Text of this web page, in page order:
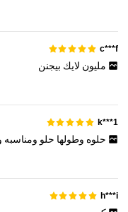
c***f
مليون لايك بيجنن
k***1
حلوه وطولها حلو ومناسبه
h***i